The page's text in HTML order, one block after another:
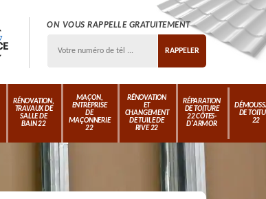
ON VOUS RAPPELLE GRATUITEMENT
RÉNOVATION,
TRAVAUX DE
SALLE DE
BAIN 22
MAÇON,
ENTREPRISE
DE
MAÇONNERIE
22
RÉNOVATION
ET
CHANGEMENT
DE TUILE DE
RIVE 22
RÉPARATION
DE TOITURE
22 CÔTES-
D'ARMOR
DE
22